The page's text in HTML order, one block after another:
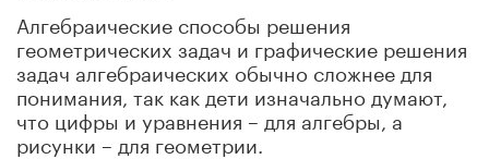
Алгебраические способы решения
геометрических задач и графические решения
задач алгебраических обычно сложнее для
понимания, так как дети изначально думают,
что цифры и уравнения – для алгебры, а
рисунки – для геометрии.